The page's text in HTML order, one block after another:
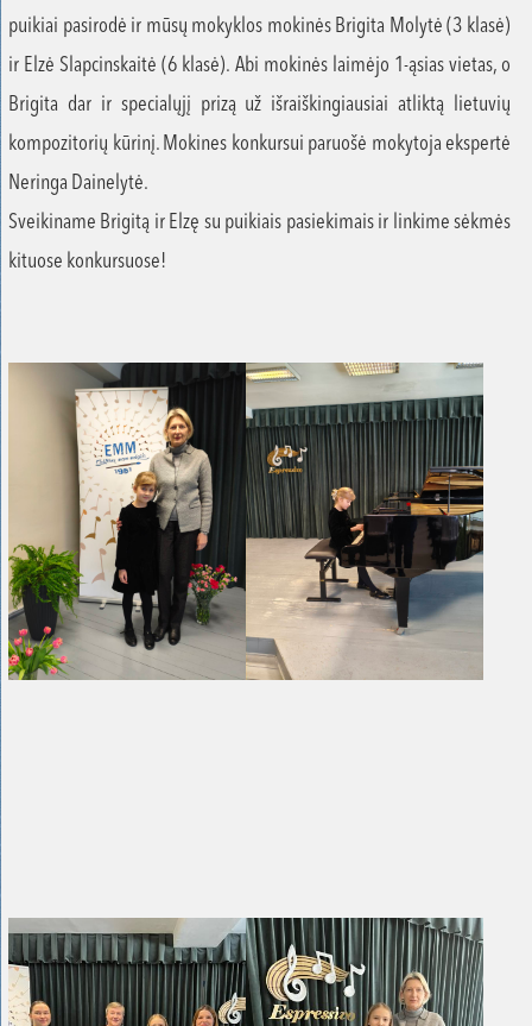
puikiai pasirodė ir mūsų mokyklos mokinės Brigita Molytė (3 klasė)
ir Elzė Slapcinskaitė (6 klasė). Abi mokinės laimėjo 1-ąsias vietas, o
Brigita dar ir specialųjį prizą už išraiškingiausiai atliktą lietuvių
kompozitorių kūrinį. Mokines konkursui paruošė mokytoja ekspertė
Neringa Dainelytė.
Sveikiname Brigitą ir Elzę su puikiais pasiekimais ir linkime sėkmės
kituose konkursuose!